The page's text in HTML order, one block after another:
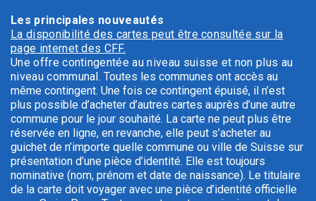
Les principales nouveautés
La disponibilité des cartes peut être consultée sur la
page internet des CFF.
Une offre contingentée au niveau suisse et non plus au
niveau communal.Toutes les communes ont accès au
même contingent. Une fois ce contingent épuisé, il n’est
plus possible d’acheter d’autres cartes auprès d’une autre
commune pour le jour souhaité. La carte ne peut plus être
réservée en ligne, en revanche, elle peut s’acheter au
guichet de n’importe quelle commune ou ville de Suisse sur
présentation d’une pièce d’identité. Elle est toujours
nominative (nom, prénom et date de naissance). Le titulaire
de la carte doit voyager avec une pièce d’identité officielle